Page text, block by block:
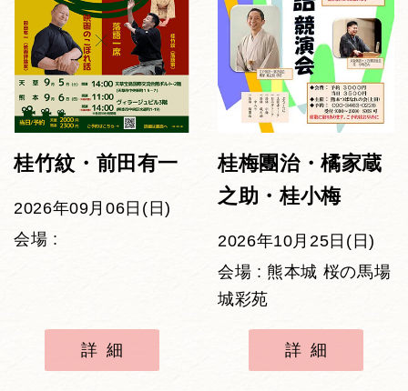
桂竹紋・前田有一
2026年09月06日(日)
会場 :
詳細
桂梅團治・橘家蔵
之助・桂小梅
2026年10月25日(日)
会場 : 熊本城 桜の馬場
城彩苑
詳細